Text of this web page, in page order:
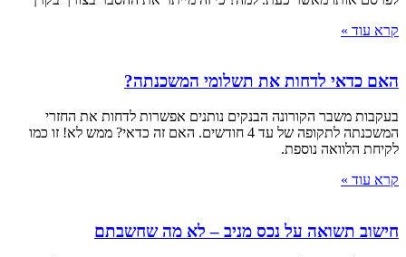
קרא עוד »
האם כדאי לדחות את תשלומי המשכנתה?
בעקבות משבר הקורונה הבנקים נותנים אפשרות לדחות את החזרי
המשכנתה לתקופה של עד 4 חודשים. האם זה כדאי? ממש לא! זו כמו
לקיחת הלוואה נוספת.
קרא עוד »
חישוב תשואה על נכס מניב – לא מה שחשבתם